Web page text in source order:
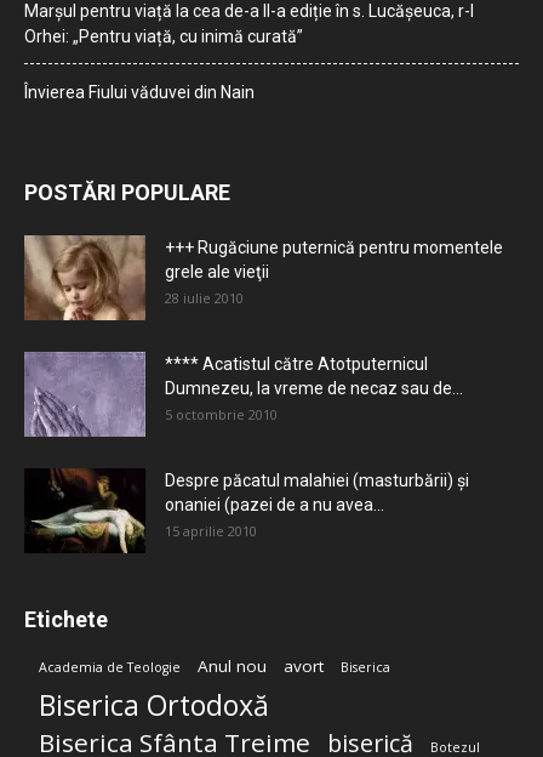
Marșul pentru viață la cea de-a II-a ediție în s. Lucășeuca, r-l
Orhei: „Pentru viață, cu inimă curată”
Învierea Fiului văduvei din Nain
POSTĂRI POPULARE
+++ Rugăciune puternică pentru momentele
grele ale vieţii
28 iulie 2010
**** Acatistul către Atotputernicul
Dumnezeu, la vreme de necaz sau de...
5 octombrie 2010
Despre păcatul malahiei (masturbării) şi
onaniei (pazei de a nu avea...
15 aprilie 2010
Etichete
Academia de Teologie Anul nou avort Biserica
Biserica Ortodoxă
Biserica Sfânta Treime biserică Botezul